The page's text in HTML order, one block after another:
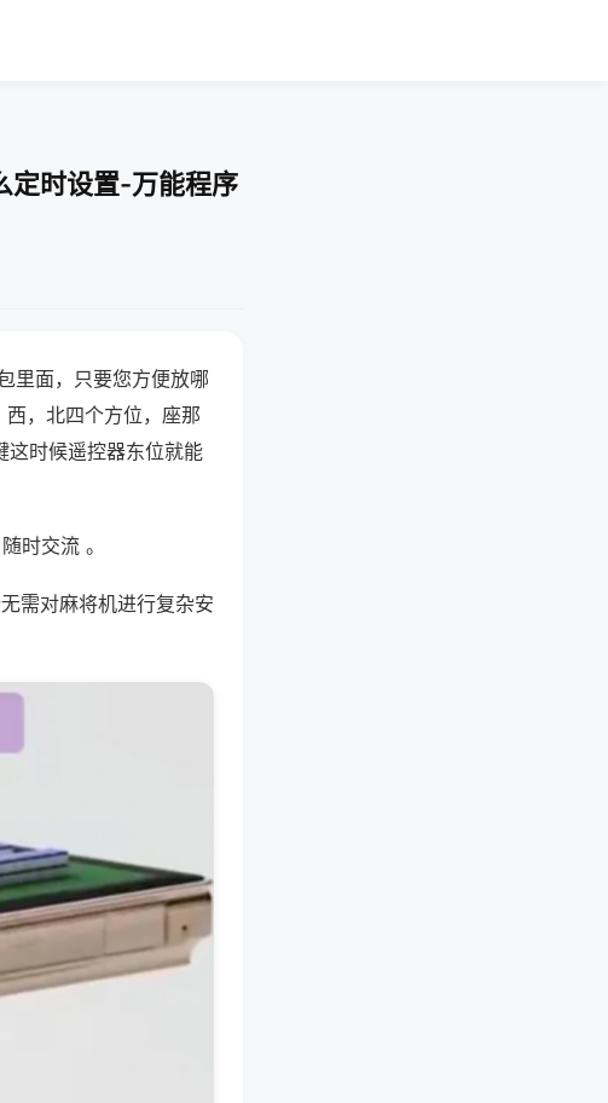
定时设置-万能程序
里面，只要您方便放哪
，北四个方位，座那
这时候遥控器东位就能
时交流 。
需对麻将机进行复杂安